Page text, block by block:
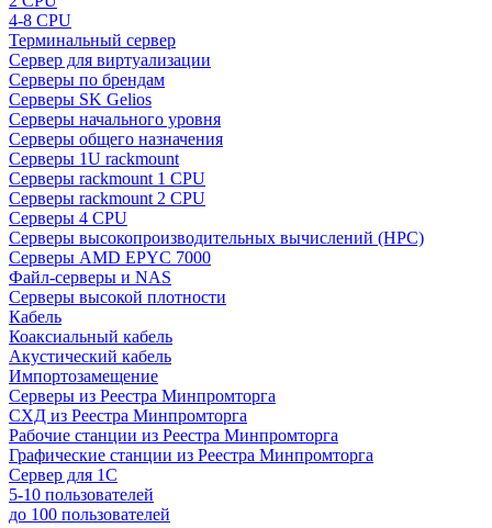
4-8 CPU
Терминальный сервер
Сервер для виртуализации
Серверы по брендам
Серверы SK Gelios
Серверы начального уровня
Серверы общего назначения
Серверы 1U rackmount
Серверы rackmount 1 CPU
Серверы rackmount 2 CPU
Серверы 4 CPU
Серверы высокопроизводительных вычислений (HPC)
Серверы AMD EPYC 7000
Файл-серверы и NAS
Серверы высокой плотности
Кабель
Коаксиальный кабель
Акустический кабель
Импортозамещение
Серверы из Реестра Минпромторга
СХД из Реестра Минпромторга
Рабочие станции из Реестра Минпромторга
Графические станции из Реестра Минпромторга
Сервер для 1С
5-10 пользователей
до 100 пользователей